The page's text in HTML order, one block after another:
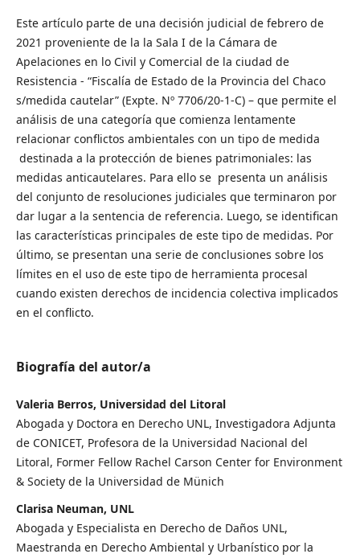
Este artículo parte de una decisión judicial de febrero de
2021 proveniente de la la Sala I de la Cámara de
Apelaciones en lo Civil y Comercial de la ciudad de
Resistencia - “Fiscalía de Estado de la Provincia del Chaco
s/medida cautelar” (Expte. Nº 7706/20-1-C) – que permite el
análisis de una categoría que comienza lentamente
relacionar conflictos ambientales con un tipo de medida
destinada a la protección de bienes patrimoniales: las
medidas anticautelares. Para ello se presenta un análisis
del conjunto de resoluciones judiciales que terminaron por
dar lugar a la sentencia de referencia. Luego, se identifican
las características principales de este tipo de medidas. Por
último, se presentan una serie de conclusiones sobre los
límites en el uso de este tipo de herramienta procesal
cuando existen derechos de incidencia colectiva implicados
en el conflicto.
Biografía del autor/a
Valeria Berros, Universidad del Litoral
Abogada y Doctora en Derecho UNL, Investigadora Adjunta
de CONICET, Profesora de la Universidad Nacional del
Litoral, Former Fellow Rachel Carson Center for Environment
& Society de la Universidad de Münich
Clarisa Neuman, UNL
Abogada y Especialista en Derecho de Daños UNL,
Maestranda en Derecho Ambiental y Urbanístico por la